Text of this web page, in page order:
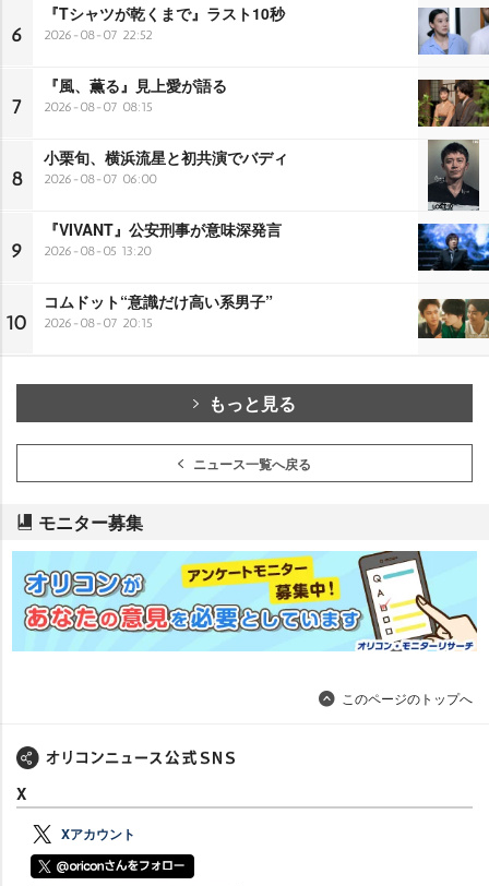
6
『Tシャツが乾くまで』ラスト10秒
2026-08-07 22:52
7
『風、薫る』見上愛が語る
2026-08-07 08:15
8
小栗旬、横浜流星と初共演でバディ
2026-08-07 06:00
9
『VIVANT』公安刑事が意味深発言
2026-08-05 13:20
10
コムドット“意識だけ高い系男子”
2026-08-07 20:15
もっと見る
ニュース一覧へ戻る
モニター募集
このページのトップへ
X
Xアカウント